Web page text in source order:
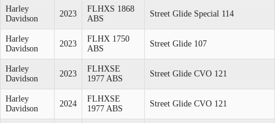
Harley
Davidson
2023
FLHXS 1868
ABS
Street Glide Special 114
Harley
Davidson
2023
FLHX 1750
ABS
Street Glide 107
Harley
Davidson
2023
FLHXSE
1977 ABS
Street Glide CVO 121
Harley
Davidson
2024
FLHXSE
1977 ABS
Street Glide CVO 121